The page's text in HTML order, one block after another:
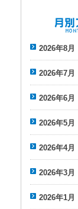
2026年8月
2026年7月
2026年6月
2026年5月
2026年4月
2026年3月
2026年1月